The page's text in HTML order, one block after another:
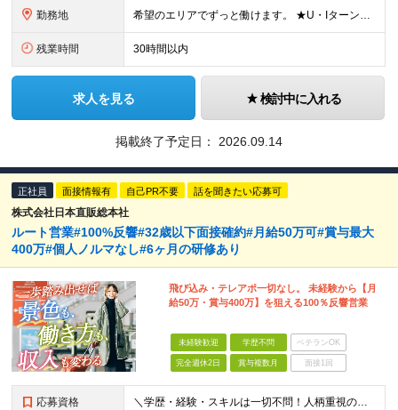
勤務地 希望のエリアでずっと働けます。 ★U・Iターン大歓迎！ ★特に「岡山・広島・福岡・名古屋・横浜」は採用強化中です！ 【東北】 ■東北支店 宮城県仙台市若林区卸町2-1-19 【関東】 ■横浜営業所
残業時間 30時間以内
求人を見る 検討中に入れる
掲載終了予定日： 2026.09.14
正社員 面接情報有 自己PR不要 話を聞きたい応募可
株式会社日本直販総本社
ルート営業#100%反響#32歳以下面接確約#月給50万可#賞与最大
400万#個人ノルマなし#6ヶ月の研修あり
飛び込み・テレアポ一切なし。 未経験から【月
給50万・賞与400万】を狙える100％反響営業
未経験歓迎 学歴不問 ベテランOK
完全週休2日 賞与複数月 面接1回
応募資格 ＼学歴・経験・スキルは一切不問！人柄重視の採用です／ ◆普通自動車運転免許をお持ちの方（AT限定可） ◆32歳以下の方（※若年層のキャリア形成のため） ★【32歳以下の方は全員面接】を確約します！